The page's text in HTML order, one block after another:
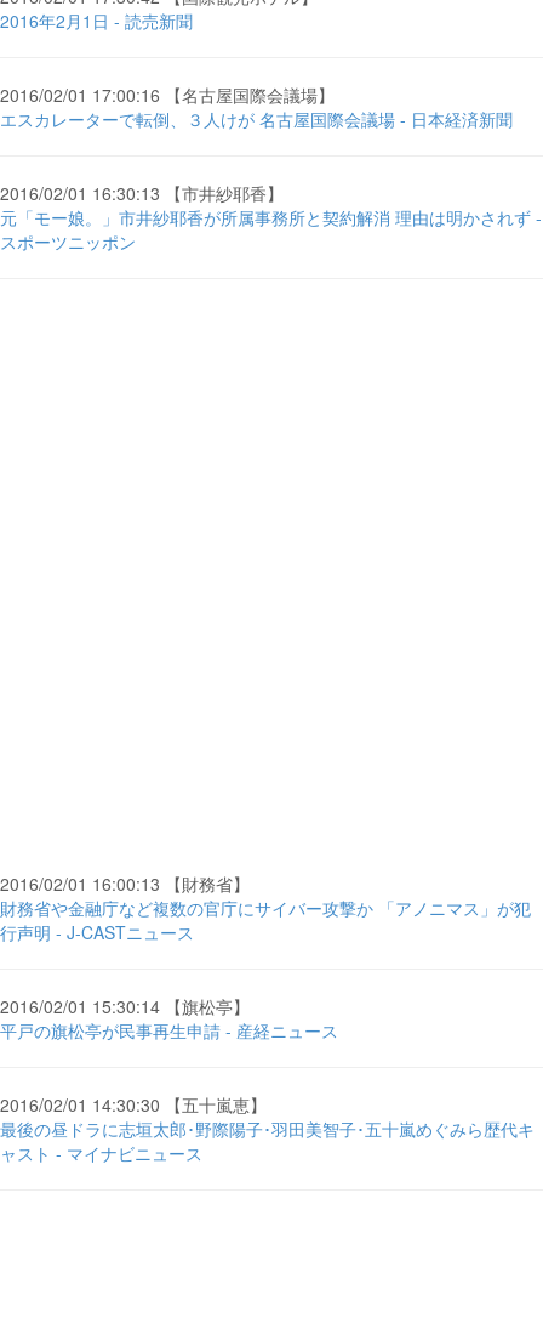
2016年2月1日 - 読売新聞
2016/02/01 17:00:16 【名古屋国際会議場】
エスカレーターで転倒、３人けが 名古屋国際会議場 - 日本経済新聞
2016/02/01 16:30:13 【市井紗耶香】
元「モー娘。」市井紗耶香が所属事務所と契約解消 理由は明かされず -
スポーツニッポン
2016/02/01 16:00:13 【財務省】
財務省や金融庁など複数の官庁にサイバー攻撃か 「アノニマス」が犯
行声明 - J-CASTニュース
2016/02/01 15:30:14 【旗松亭】
平戸の旗松亭が民事再生申請 - 産経ニュース
2016/02/01 14:30:30 【五十嵐恵】
最後の昼ドラに志垣太郎･野際陽子･羽田美智子･五十嵐めぐみら歴代キ
ャスト - マイナビニュース